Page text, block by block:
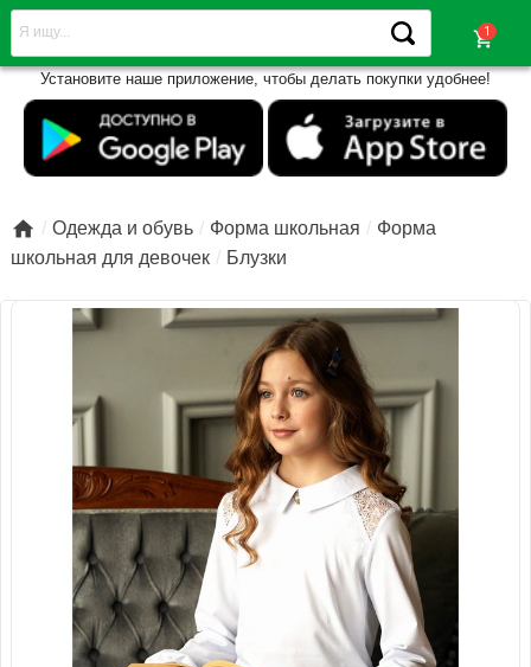
shopping_cart
Установите наше приложение, чтобы делать покупки удобнее!
 Одежда и обувь Форма школьная
Форма
школьная для девочек
Блузки